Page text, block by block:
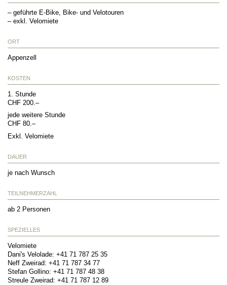
– geführte E-Bike, Bike- und Velotouren
– exkl. Velomiete
ORT
Appenzell
KOSTEN
1. Stunde
CHF 200.–
jede weitere Stunde
CHF 80.–
Exkl. Velomiete
DAUER
je nach Wunsch
TEILNEHMERZAHL
ab 2 Personen
SPEZIELLES
Velomiete
Dani's Velolade: +41 71 787 25 35
Neff Zweirad: +41 71 787 34 77
Stefan Gollino: +41 71 787 48 38
Streule Zweirad: +41 71 787 12 89